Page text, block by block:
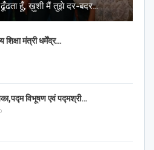
ढूँढता हूँ, ख़ुशी मैं तुझे दर-बदर…
मंत्री धर्मेंद्र…
विभूषण एवं पद्मश्री…